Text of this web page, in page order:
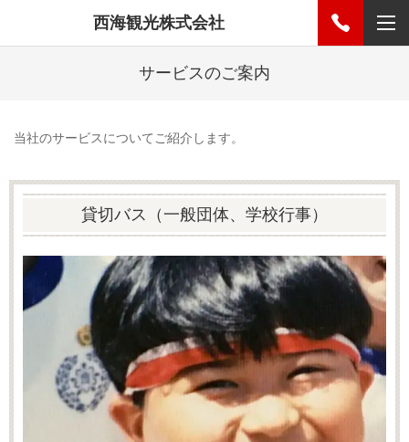
西海観光株式会社
サービスのご案内
当社のサービスについてご紹介します。
貸切バス（一般団体、学校行事）